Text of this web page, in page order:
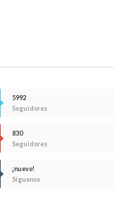
5992
Seguidores
830
Seguidores
¡nuevo!
Síguenos